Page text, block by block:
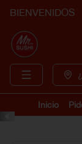
BIENVENIDOS
Inicio